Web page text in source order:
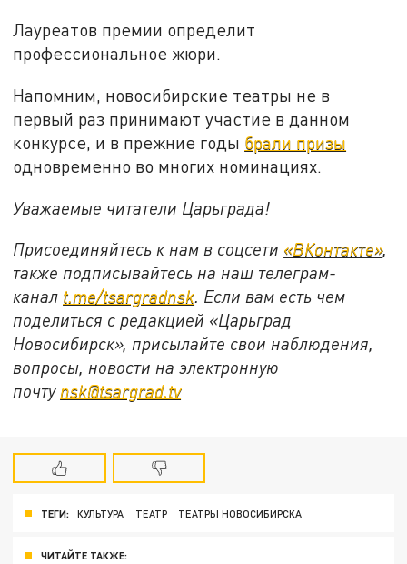
Лауреатов премии определит
профессиональное жюри.
Напомним, новосибирские театры не в
первый раз принимают участие в данном
конкурсе, и в прежние годы брали призы
одновременно во многих номинациях.
Уважаемые читатели Царьграда!
Присоединяйтесь к нам в соцсети «ВКонтакте»,
также подписывайтесь на наш телеграм-
канал t.me/tsargradnsk. Если вам есть чем
поделиться с редакцией «Царьград
Новосибирск», присылайте свои наблюдения,
вопросы, новости на электронную
почту nsk@tsargrad.tv
ТЕГИ: КУЛЬТУРА ТЕАТР ТЕАТРЫ НОВОСИБИРСКА
ЧИТАЙТЕ ТАКЖЕ: